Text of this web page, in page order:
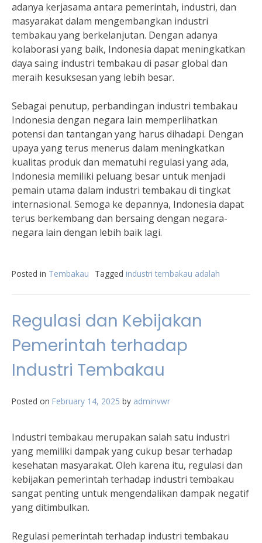
adanya kerjasama antara pemerintah, industri, dan
masyarakat dalam mengembangkan industri
tembakau yang berkelanjutan. Dengan adanya
kolaborasi yang baik, Indonesia dapat meningkatkan
daya saing industri tembakau di pasar global dan
meraih kesuksesan yang lebih besar.
Sebagai penutup, perbandingan industri tembakau
Indonesia dengan negara lain memperlihatkan
potensi dan tantangan yang harus dihadapi. Dengan
upaya yang terus menerus dalam meningkatkan
kualitas produk dan mematuhi regulasi yang ada,
Indonesia memiliki peluang besar untuk menjadi
pemain utama dalam industri tembakau di tingkat
internasional. Semoga ke depannya, Indonesia dapat
terus berkembang dan bersaing dengan negara-
negara lain dengan lebih baik lagi.
Posted in Tembakau Tagged industri tembakau adalah
Regulasi dan Kebijakan
Pemerintah terhadap
Industri Tembakau
Posted on February 14, 2025 by adminvwr
Industri tembakau merupakan salah satu industri
yang memiliki dampak yang cukup besar terhadap
kesehatan masyarakat. Oleh karena itu, regulasi dan
kebijakan pemerintah terhadap industri tembakau
sangat penting untuk mengendalikan dampak negatif
yang ditimbulkan.
Regulasi pemerintah terhadap industri tembakau